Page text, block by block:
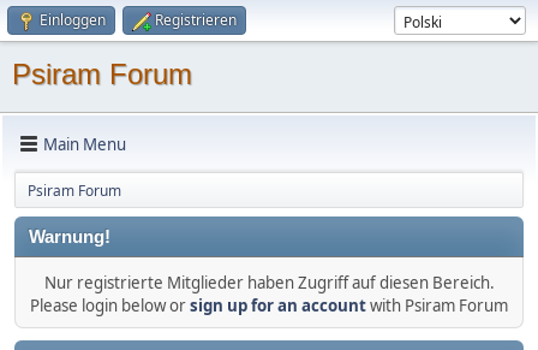
Einloggen Registrieren
Psiram Forum
Main Menu
Psiram Forum
Warnung!
Nur registrierte Mitglieder haben Zugriff auf diesen Bereich.
Please login below orsign up for an accountwith Psiram Forum